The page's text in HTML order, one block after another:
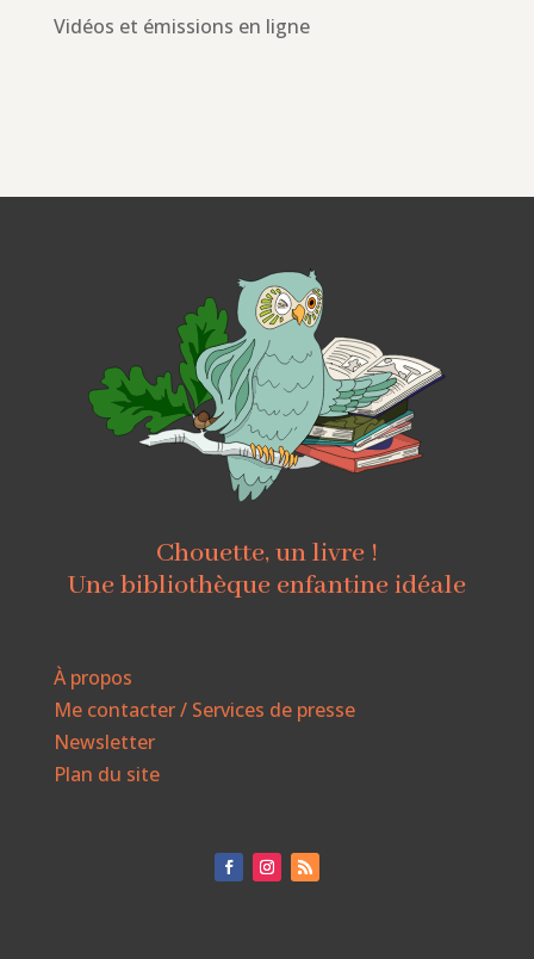
Vidéos et émissions en ligne
Chouette, un livre !
Une bibliothèque enfantine idéale
À propos
Me contacter / Services de presse
Newsletter
Plan du site